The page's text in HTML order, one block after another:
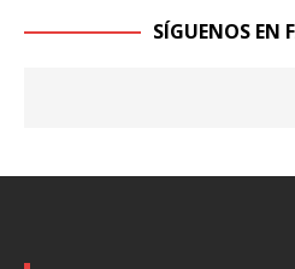
SÍGUENOS EN